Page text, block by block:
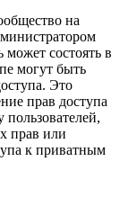
на
состоять в
могут быть
Это
прав доступа
прав или
к приватным